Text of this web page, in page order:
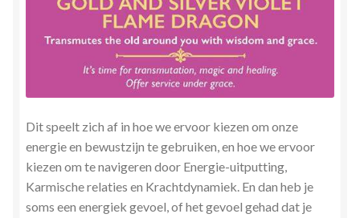
Dit speelt zich af in hoe we ervoor kiezen om onze
energie en bewustzijn te gebruiken, en hoe we ervoor
kiezen om te navigeren door Energie-uitputting,
Karmische relaties en Krachtdynamiek. En dan heb je
soms een energiek gevoel, of het gevoel gehad dat je